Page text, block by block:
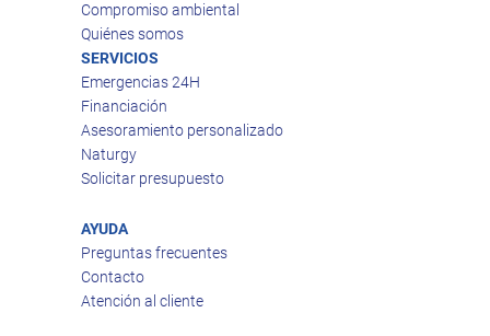
Compromiso ambiental
Quiénes somos
SERVICIOS
Emergencias 24H
Financiación
Asesoramiento personalizado
Naturgy
Solicitar presupuesto
AYUDA
Preguntas frecuentes
Contacto
Atención al cliente